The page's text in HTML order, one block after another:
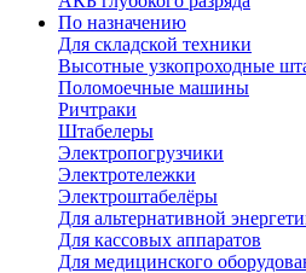
По назначению
Для складской техники
Высотные узкопроходные
Поломоечные машины
Ричтраки
Штабелеры
Электропогрузчики
Электротележки
Электроштабелёры
Для альтернативной
Для кассовых аппаратов
Для медицинского